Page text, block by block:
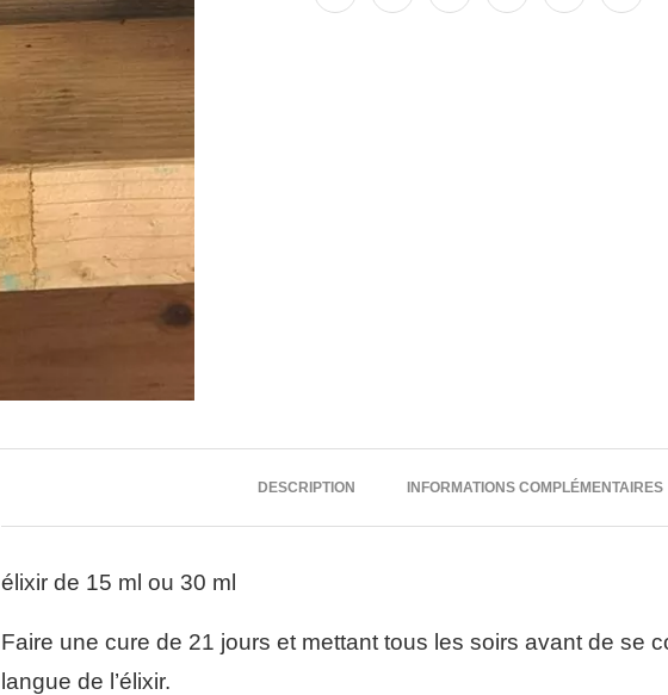
DESCRIPTION INFORMATIONS COMPLÉMENTAIRES
élixir de 15 ml ou 30 ml
Faire une cure de 21 jours et mettant tous les soirs avant de se
langue de l’élixir.